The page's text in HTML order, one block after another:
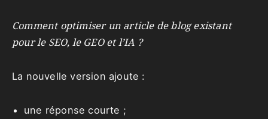
Comment optimiser un article de blog existant
pour le SEO, le GEO et l’IA ?
La nouvelle version ajoute :
une réponse courte ;